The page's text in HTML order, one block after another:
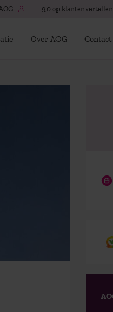
9,0 op klantenvertellen
Over AOG Contact